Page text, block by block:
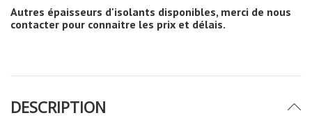
Autres épaisseurs d'isolants disponibles, merci de nous
contacter pour connaitre les prix et délais.
DESCRIPTION